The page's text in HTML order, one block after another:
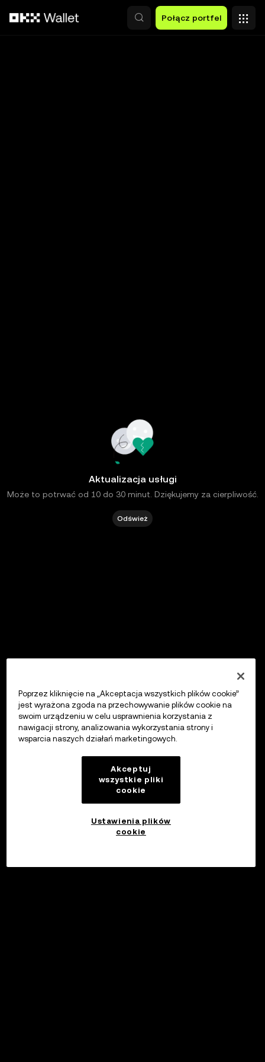
Połącz portfel
Aktualizacja usługi
Może to potrwać od 10 do 30 minut. Dziękujemy za cierpliwość.
Odśwież
Poprzez kliknięcie na „Akceptacja wszystkich plików cookie”
jest wyrażona zgoda na przechowywanie plików cookie na
swoim urządzeniu w celu usprawnienia korzystania z
nawigacji strony, analizowania wykorzystania strony i
wsparcia naszych działań marketingowych.
Akceptuj
wszystkie pliki
cookie
Ustawienia plików
cookie